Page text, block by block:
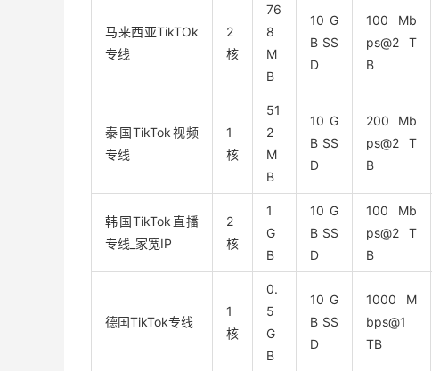
马来西亚TikTOk
专线
2
核
76
8
M
B
10 G
B SS
D
100 Mb
ps@2 T
B
泰国TikTok视频
专线
1
核
51
2
M
B
10 G
B SS
D
200 Mb
ps@2 T
B
韩国TikTok直播
专线_家宽IP
2
核
1
G
B
10 G
B SS
D
100 Mb
ps@2 T
B
德国TikTok专线
1
核
0.
5
G
B
10 G
B SS
D
1000 M
bps@1
TB